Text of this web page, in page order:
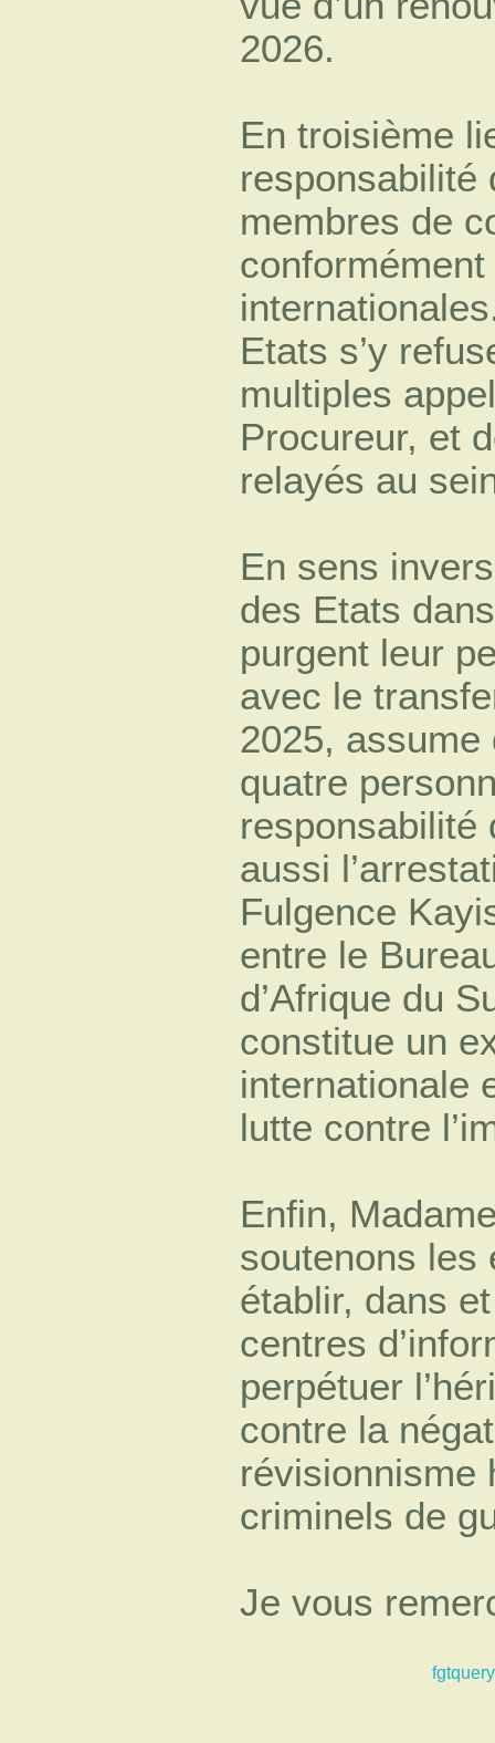
2026.
En troisième
responsabilité
membres de
Etats s’y
multiples
Procureur, et
relayés au
En sens
des Etats
purgent leur
avec le
2025,
quatre
responsabilité
aussi
Fulgence
entre le
d’Afrique du
constitue un
internationale
lutte contre
Enfin,
soutenons les
établir, dans
centres
perpétuer
contre la
révisionnisme
criminels de
Je vous